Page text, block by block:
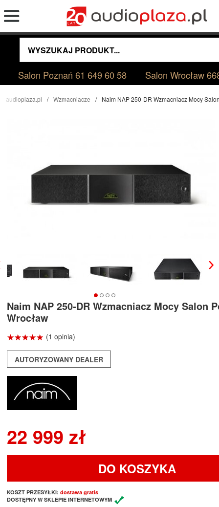
Salon Poznań61 649 60 58 Salon Wrocław
audioplaza.pl Wzmacniacze Naim NAP 250-DR Wzmacniacz Mocy
Naim NAP 250-DR Wzmacniacz Mocy Salon
Wrocław
☆☆☆☆☆
★★★★★ (1 opinia)
AUTORYZOWANY DEALER
22 999 zł
DO KOSZYKA
KOSZT PRZESYŁKI: dostawa gratis
DOSTĘPNY W SKLEPIE INTERNETOWYM